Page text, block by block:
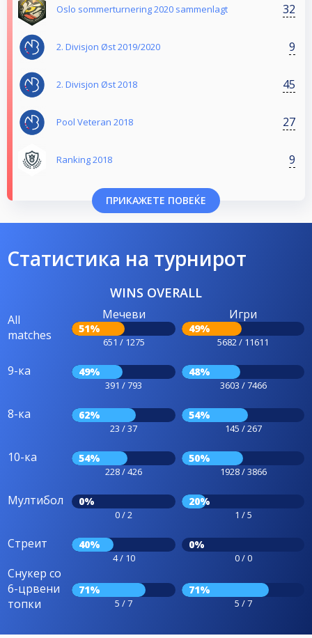
Oslo sommerturnering 2020 sammenlagt 32
2. Divisjon Øst 2019/2020 9
2. Divisjon Øst 2018 45
Pool Veteran 2018 27
Ranking 2018 9
ПРИКАЖЕТЕ ПОВЕЌЕ
Статистика на турнирот
WINS OVERALL
All
matches
Мечеви
51%
651 / 1275
Игри
49%
5682 / 11611
9-ка 49%
391 / 793
48%
3603 / 7466
8-ка 62%
23 / 37
54%
145 / 267
10-ка 54%
228 / 426
50%
1928 / 3866
Мултибол 0%
0 / 2
20%
1 / 5
Стреит 40%
4 / 10
0%
0 / 0
Снукер со
6-црвени
топки
71%
5 / 7
71%
5 / 7